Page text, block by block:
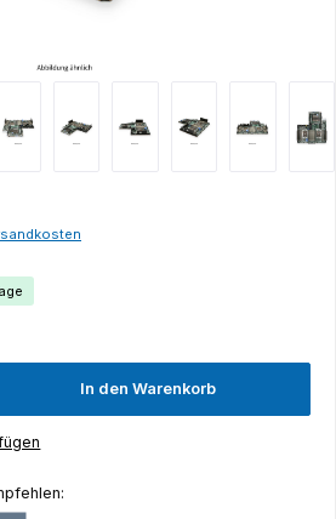
In den Warenkorb